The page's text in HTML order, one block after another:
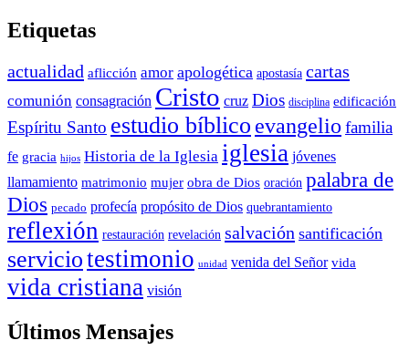
Etiquetas
actualidad aflicción amor apologética apostasía cartas
comunión consagración Cristo cruz Dios disciplina edificación
Espíritu Santo estudio bíblico evangelio familia
fe gracia hijos Historia de la Iglesia iglesia jóvenes
llamamiento matrimonio mujer obra de Dios oración palabra de
Dios pecado profecía propósito de Dios quebrantamiento
reflexión restauración revelación salvación santificación
serviciotestimonio unidad venida del Señor vida
vida cristiana visión
Últimos Mensajes